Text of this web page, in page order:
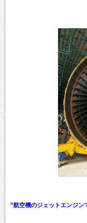
”航空機のジェットエンジン